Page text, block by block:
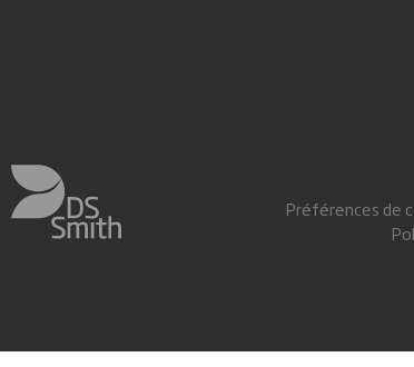
Préférences de